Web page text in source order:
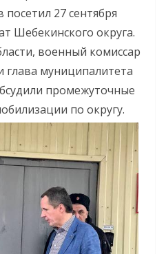
посетил 27 сентября
Шебекинского округа.
военный комиссар
муниципалитета
промежуточные
по округу.